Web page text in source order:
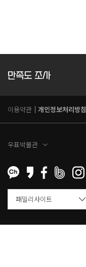
만족도 조사
이용약관 개인정보처리방침
우표박물관